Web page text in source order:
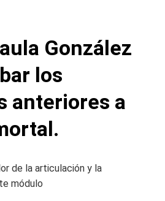
González
los
anteriores a
de la articulación y la
módulo